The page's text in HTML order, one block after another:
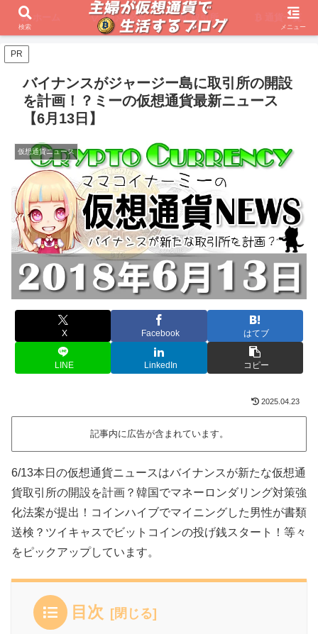
ホーム 初心者必見 取引所 通貨一覧
PR
バイナンスがジャージー島に取引所の開設
を計画！？ミーの仮想通貨最新ニュース
【6月13日】
仮想通貨ニュース
X Facebook はてブ
LINE LinkedIn コピー
2025.04.23
記事内に広告が含まれています。
6/13本日の仮想通貨ニュースはバイナンスが新たな仮想通
貨取引所の開設を計画？韓国でマネーロンダリング対策強
化法案が提出！コインハイブでマイニングした男性が書類
送検？ツイキャスでビットコインの投げ銭スタート！等々
をピックアップしています。
目次
検索 メニュー